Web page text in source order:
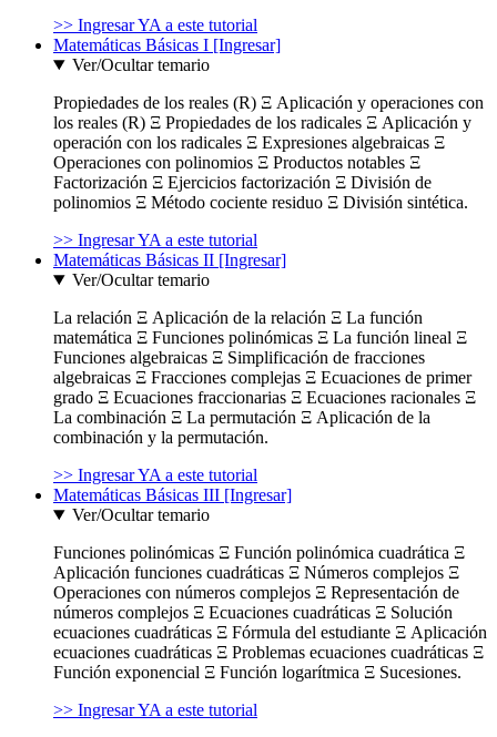
>> Ingresar YA a este tutorial
Matemáticas Básicas I [Ingresar]
Ver/Ocultar temario
Propiedades de los reales (R) Ξ Aplicación y operaciones con
los reales (R) Ξ Propiedades de los radicales Ξ Aplicación y
operación con los radicales Ξ Expresiones algebraicas Ξ
Operaciones con polinomios Ξ Productos notables Ξ
Factorización Ξ Ejercicios factorización Ξ División de
polinomios Ξ Método cociente residuo Ξ División sintética.
>> Ingresar YA a este tutorial
Matemáticas Básicas II [Ingresar]
Ver/Ocultar temario
La relación Ξ Aplicación de la relación Ξ La función
matemática Ξ Funciones polinómicas Ξ La función lineal Ξ
Funciones algebraicas Ξ Simplificación de fracciones
algebraicas Ξ Fracciones complejas Ξ Ecuaciones de primer
grado Ξ Ecuaciones fraccionarias Ξ Ecuaciones racionales Ξ
La combinación Ξ La permutación Ξ Aplicación de la
combinación y la permutación.
>> Ingresar YA a este tutorial
Matemáticas Básicas III [Ingresar]
Ver/Ocultar temario
Funciones polinómicas Ξ Función polinómica cuadrática Ξ
Aplicación funciones cuadráticas Ξ Números complejos Ξ
Operaciones con números complejos Ξ Representación de
números complejos Ξ Ecuaciones cuadráticas Ξ Solución
ecuaciones cuadráticas Ξ Fórmula del estudiante Ξ Aplicación
ecuaciones cuadráticas Ξ Problemas ecuaciones cuadráticas Ξ
Función exponencial Ξ Función logarítmica Ξ Sucesiones.
>> Ingresar YA a este tutorial